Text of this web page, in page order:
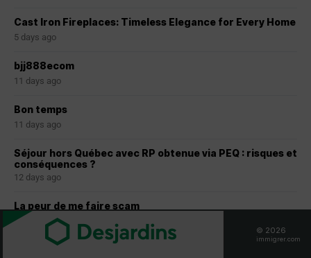
Cast Iron Fireplaces: Timeless Elegance for Every Home
5 days ago
bjj888ecom
11 days ago
Bon temps
11 days ago
Séjour hors Québec avec RP obtenue via PEQ : risques et
conséquences ?
12 days ago
La peur de me faire scam
25 days ago
Joindre les photos sur le portail IRCC pour la demande
© 2026
immigrer.com